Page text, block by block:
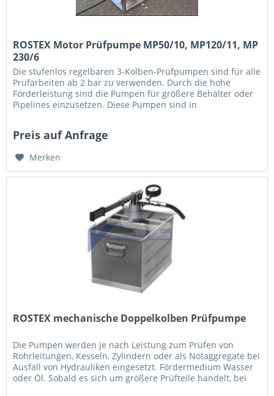
ROSTEX Motor Prüfpumpe MP50/10, MP120/11, MP
230/6
Die stufenlos regelbaren 3-Kolben-Prüfpumpen sind für alle
Prüfarbeiten ab 2 bar zu verwenden. Durch die hohe
Förderleistung sind die Pumpen für größere Behälter oder
Pipelines einzusetzen. Diese Pumpen sind in
Preis auf Anfrage
Merken
ROSTEX mechanische Doppelkolben Prüfpumpe
Die Pumpen werden je nach Leistung zum Prüfen von
Rohrleitungen, Kesseln, Zylindern oder als Notaggregate bei
Ausfall von Hydrauliken eingesetzt. Fördermedium Wasser
oder Öl. Sobald es sich um größere Prüfteile handelt, bei